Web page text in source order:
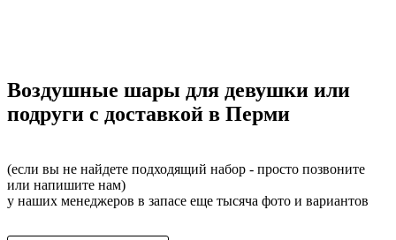
Воздушные шары для девушки или
подруги с доставкой в Перми
(если вы не найдете подходящий набор - просто позвоните
или напишите нам)
у наших менеджеров в запасе еще тысяча фото и вариантов